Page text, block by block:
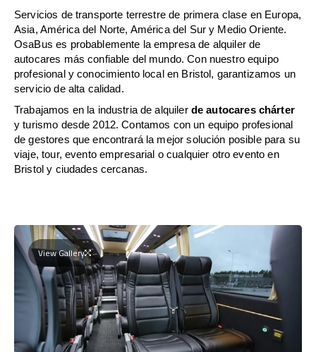
Servicios de transporte terrestre de primera clase en Europa,
Asia, América del Norte, América del Sur y Medio Oriente.
OsaBus es probablemente la empresa de alquiler de
autocares más confiable del mundo. Con nuestro equipo
profesional y conocimiento local en Bristol, garantizamos un
servicio de alta calidad.
Trabajamos en la industria de alquiler de autocares chárter
y turismo desde 2012. Contamos con un equipo profesional
de gestores que encontrará la mejor solución posible para su
viaje, tour, evento empresarial o cualquier otro evento en
Bristol y ciudades cercanas.
View Gallery